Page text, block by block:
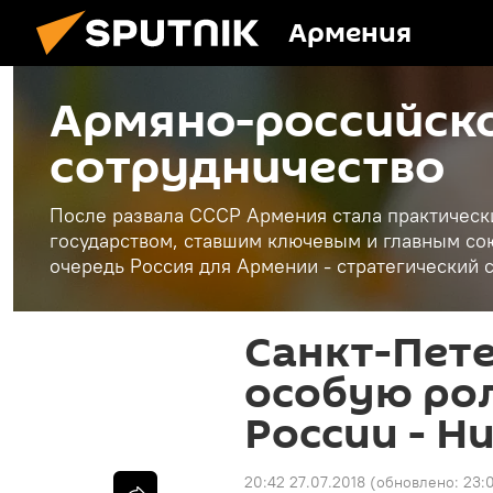
Армения
Армяно-
сотрудничество
После развала СССР Армения стала
государством, ставшим ключевым и главным
очередь Россия для Армении - стратегический
Санкт-
особую
России -
20:42 27.07.2018 (обновлено: